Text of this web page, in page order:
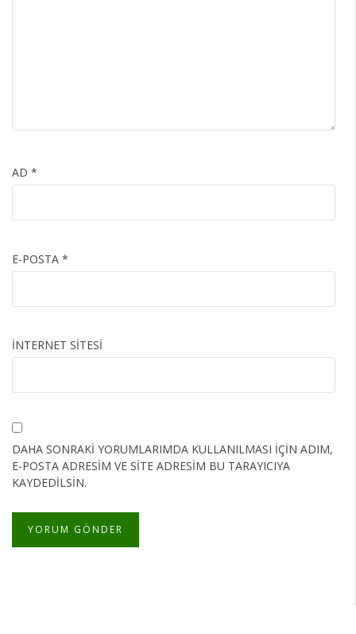
AD *
E-POSTA *
İNTERNET SITESI
DAHA SONRAKI YORUMLARIMDA KULLANILMASI IÇIN ADIM,
E-POSTA ADRESIM VE SITE ADRESIM BU TARAYICIYA
KAYDEDILSIN.